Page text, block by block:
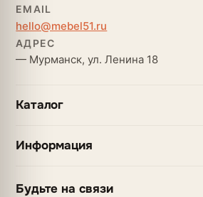
EMAIL
hello@mebel51.ru
АДРЕС
— Мурманск, ул. Ленина 18
Каталог
Информация
Будьте на связи